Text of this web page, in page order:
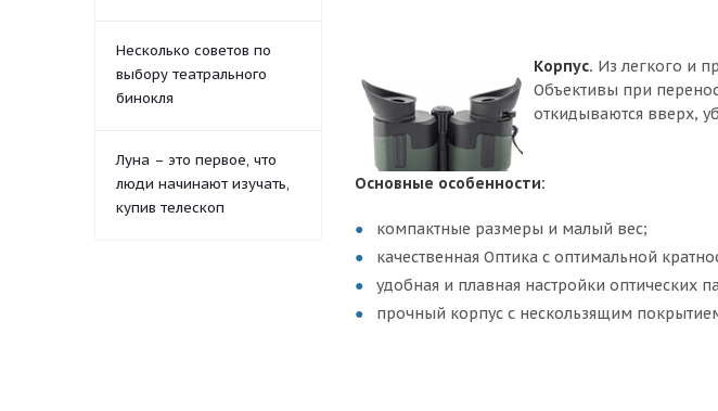
Корпус. Из легкого и
Объективы при
откидываются вверх,
Основные особенности:
компактные размеры и малый вес;
качественная Оптика с оптимальной
удобная и плавная настройки оптических
прочный корпус с нескользящим
Несколько советов по
выбору театрального
бинокля
Луна – это первое, что
люди начинают изучать,
купив телескоп